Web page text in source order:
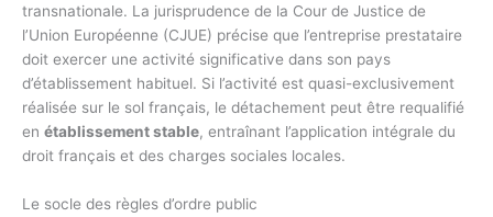
transnationale. La jurisprudence de la Cour de Justice de
l’Union Européenne (CJUE) précise que l’entreprise prestataire
doit exercer une activité significative dans son pays
d’établissement habituel. Si l’activité est quasi-exclusivement
réalisée sur le sol français, le détachement peut être requalifié
en établissement stable, entraînant l’application intégrale du
droit français et des charges sociales locales.
Le socle des règles d’ordre public